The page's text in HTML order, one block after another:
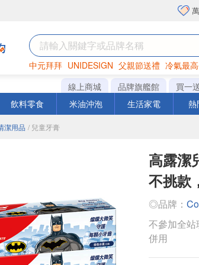
中元拜拜 UNIDESIGN 父親節送禮 冷氣最
巧克力 罐頭 衛生紙
線上商城 品牌旗艦館 買一
飲料零食 米油沖泡 生活家電 熱
潔用品 / 兒童牙膏
高露潔
不挑款
◎品牌：
不參加全
併用